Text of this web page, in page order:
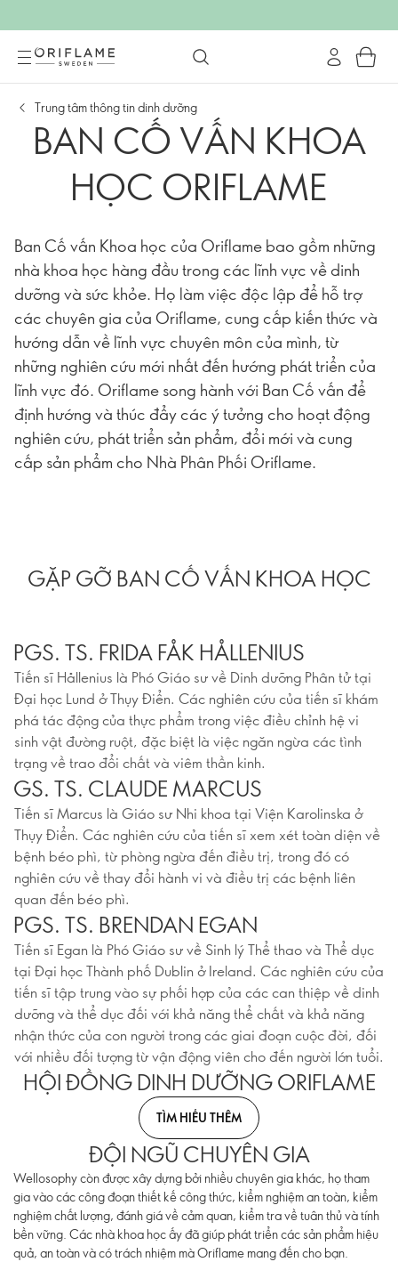
Trung tâm thông tin dinh dưỡng
BAN CỐ VẤN KHOA
HỌC ORIFLAME
Ban Cố vấn Khoa học của Oriflame bao gồm những
nhà khoa học hàng đầu trong các lĩnh vực về dinh
dưỡng và sức khỏe. Họ làm việc độc lập để hỗ trợ
các chuyên gia của Oriflame, cung cấp kiến thức và
hướng dẫn về lĩnh vực chuyên môn của mình, từ
những nghiên cứu mới nhất đến hướng phát triển của
lĩnh vực đó. Oriflame song hành với Ban Cố vấn để
định hướng và thúc đẩy các ý tưởng cho hoạt động
nghiên cứu, phát triển sản phẩm, đổi mới và cung
cấp sản phẩm cho Nhà Phân Phối Oriflame.
GẶP GỠ BAN CỐ VẤN KHOA HỌC
PGS. TS. FRIDA FÅK HÅLLENIUS
Tiến sĩ Hållenius là Phó Giáo sư về Dinh dưỡng Phân tử tại
Đại học Lund ở Thụy Điển. Các nghiên cứu của tiến sĩ khám
phá tác động của thực phẩm trong việc điều chỉnh hệ vi
sinh vật đường ruột, đặc biệt là việc ngăn ngừa các tình
trạng về trao đổi chất và viêm thần kinh.
GS. TS. CLAUDE MARCUS
Tiến sĩ Marcus là Giáo sư Nhi khoa tại Viện Karolinska ở
Thụy Điển. Các nghiên cứu của tiến sĩ xem xét toàn diện về
bệnh béo phì, từ phòng ngừa đến điều trị, trong đó có
nghiên cứu về thay đổi hành vi và điều trị các bệnh liên
quan đến béo phì.
PGS. TS. BRENDAN EGAN
Tiến sĩ Egan là Phó Giáo sư về Sinh lý Thể thao và Thể dục
tại Đại học Thành phố Dublin ở Ireland. Các nghiên cứu của
tiến sĩ tập trung vào sự phối hợp của các can thiệp về dinh
dưỡng và thể dục đối với khả năng thể chất và khả năng
nhận thức của con người trong các giai đoạn cuộc đời, đối
với nhiều đối tượng từ vận động viên cho đến người lớn tuổi.
HỘI ĐỒNG DINH DƯỠNG ORIFLAME
TÌM HIỂU THÊM
ĐỘI NGŨ CHUYÊN GIA
Wellosophy còn được xây dựng bởi nhiều chuyên gia khác, họ tham
gia vào các công đoạn thiết kế công thức, kiểm nghiệm an toàn, kiểm
nghiệm chất lượng, đánh giá về cảm quan, kiểm tra về tuân thủ và tính
bền vững. Các nhà khoa học ấy đã giúp phát triển các sản phẩm hiệu
quả, an toàn và có trách nhiệm mà Oriflame mang đến cho bạn.